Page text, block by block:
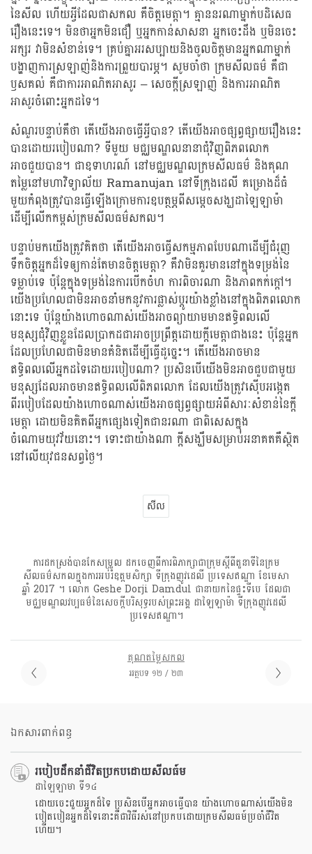
នៃសីល ហើយអ្វីដែលជាសកល គឺចិត្តមេត្តា។ គ្មាននរណាម្នាក់បដិសេធ
រឿងនេះទេ។ មិនថាអ្នកមិនជឿ ឬអ្នកកាន់សាសនា អ្នកចេះដឹង ឬមិនចេះ
អក្សរ វាមិនសំខាន់ទេ។ គ្រប់គ្នាអរសប្បាយនិងចូលចិត្តមានអ្នកណាម្នាក់
បង្ហាញការស្រឡាញ់និងការព្រួយបារម្ភ។ សូមចាំថា ក្រមសីលធម៌ គឺជា
ឫសគល់ គឺជាការអាណិតអាសូរ – សេចក្តីស្រឡាញ់ និងការអាណិត
អាសូរចំពោះអ្នកដទៃ។
សំណួរបន្ទាប់គឺថា តើយើងអាចធ្វើអ្វីបាន? តើយើងអាចផ្សព្វផ្សាយរឿងនេះ
បានដោយរបៀបណា? ទីមួយ មជ្ឈមណ្ឌលនានាជុំវិញពិភពលោក
អាចជួយបាន។ ជាឧទាហរណ៍ នៅមជ្ឈមណ្ឌលក្រមសីលធម៌ និងគុណ
តម្លៃនៅមហាវិទ្យាល័យ Ramanujan នៅទីក្រុងដេលី គម្រោងដ៏ធំ
មួយកំពុងត្រូវបានធ្វើឡើងក្រោមការឧបត្ថម្ភពីសម្តេចសង្ឃដាឡៃឡាម៉ា
ដើម្បីលើកកម្ពស់ក្រមសីលធម៌សកល។
បន្ទាប់មកយើងត្រូវគិតថា តើយើងអាចធ្វើសកម្មភាពបែបណាដើម្បីជំរុញ
ទឹកចិត្តអ្នកដ៏ទៃឲ្យកាន់តែមានចិត្តមេត្តា? គឺវាមិនគួរមាននៅក្នុងទម្រង់នៃ
ទម្លាប់ទេ ប៉ុន្តែក្នុងទម្រង់នៃការបើកចំហ ការពិចារណា និងភាពកក់ក្តៅ។
យើងប្រហែលជាមិនអាចនាំមកនូវការផ្លាស់ប្តូរយ៉ាងខ្លាំងនៅក្នុងពិភពលោក
នោះទេ ប៉ុន្តែយ៉ាងហោចណាស់យើងអាចព្យាយាមមានឥទ្ធិពលលើ
មនុស្សជុំវិញខ្លួនដែលប្រាកដជាអាចប្រព្រឹត្តដោយក្តីមេត្តាជាងនេះ ប៉ុន្តែអ្នក
ដែលប្រហែលជាមិនមានគំនិតដើម្បីធ្វើដូច្នេះ។ តើយើងអាចមាន
ឥទ្ធិពលលើអ្នកដទៃដោយរបៀបណា? ប្រសិនបើយើងមិនអាចជួបជាមួយ
មនុស្សដែលអាចមានឥទ្ធិពលលើពិភពលោក ដែលយើងត្រូវស៊ើបអង្កេត
ពីរបៀបដែលយ៉ាងហោចណាស់យើងអាចផ្សព្វផ្សាយអំពីសារៈសំខាន់នៃក្តី
មេត្តា ដោយមិនគិតពីអ្នកផ្សេងទៀតជានរណា ជាពិសេសក្នុង
ចំណោមយុវវ័យនោះ។ ទោះជាយ៉ាងណា ក្តីសង្ឃឹមសម្រាប់អនាគតគឺស្ថិត
នៅលើយុវជនសព្វថ្ងៃ។
សីល
ការដកស្រង់បានកែសម្រួល ដកចេញពីការពិភាក្សាជាក្រុមស្តីពីតួនាទីនៃក្រម
សីលធម៌សកលក្នុងការអប់រំឧត្តមសិក្សា ទីក្រុងញូវដេលី ប្រទេសឥណ្ឌា ខែមេសា
ឆ្នាំ 2017 ។ លោក Geshe Dorji Damdul ជានាយកនៃផ្ទះទីបេ ដែលជា
មជ្ឈមណ្ឌលវប្បធម៌នៃសេចក្តីបរិសុទ្ធរបស់ព្រះអង្គ ដាឡៃឡាម៉ា ទីក្រុងញូវដេលី
ប្រទេសឥណ្ឌា។
គុណតម្លៃសកល
អត្ថបទ ១២ / ២៣
ឯកសារពាក់ពន្ធ
របៀបដឹកនាំជីវិតប្រកបដោយសីលធ៍ម
ដាឡៃឡាមា ទី១៤
ដោយចេះជួយអ្នកដ៏ទៃ ប្រសិនបើអ្នកអាចធ្វើបាន យ៉ាងហោចណាស់យើងមិន
បៀតបៀនអ្នកដ៏ទៃនោះគឺជាវិធីរស់នៅប្រកបដោយក្រមសីលធម៍ប្រចាំជីវិត
ហើយ។